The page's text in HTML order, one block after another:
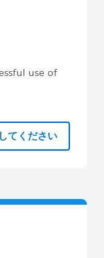
use of
てください